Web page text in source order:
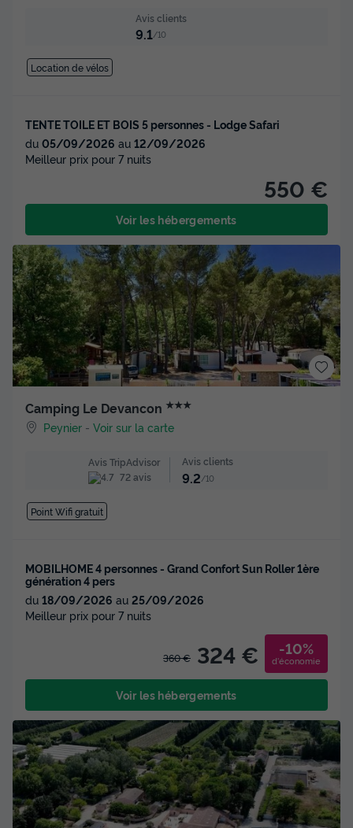
Avis clients
9.1/10
Location de vélos
TENTE TOILE ET BOIS 5 personnes - Lodge Safari
du 05/09/2026 au 12/09/2026
Meilleur prix pour 7 nuits
550 €
Voir les hébergements
Camping Le Devancon ★★★
Peynier -Voir sur la carte
Avis TripAdvisor
72 avis
Avis clients
9.2/10
Point Wifi gratuit
MOBILHOME 4 personnes - Grand Confort Sun Roller 1ère
génération 4 pers
du 18/09/2026 au 25/09/2026
Meilleur prix pour 7 nuits
360 € 324 € -10%
d'économie
Voir les hébergements